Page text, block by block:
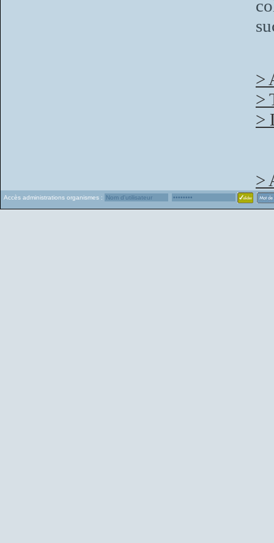
>
>
>
>
Accès administrations organismes :